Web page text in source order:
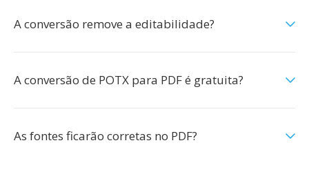
A conversão remove a editabilidade?
A conversão de POTX para PDF é gratuita?
As fontes ficarão corretas no PDF?